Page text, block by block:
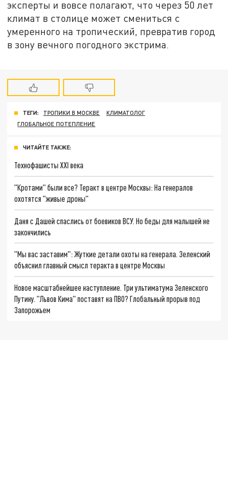
эксперты и вовсе полагают, что через 50 лет
климат в столице может смениться с
умеренного на тропический, превратив город
в зону вечного погодного экстрима.
ТЕГИ: ТРОПИКИ В МОСКВЕ
КЛИМАТОЛОГ
ГЛОБАЛЬНОЕ ПОТЕПЛЕНИЕ
ЧИТАЙТЕ ТАКЖЕ:
Технофашисты XXI века
"Кротами" были все? Теракт в центре Москвы: На генералов
охотятся "живые дроны"
Даня с Дашей спаслись от боевиков ВСУ. Но беды для малышей не
закончились
"Мы вас заставим": Жуткие детали охоты на генерала. Зеленский
объяснил главный смысл теракта в центре Москвы
Новое масштабнейшее наступление. Три ультиматума Зеленского
Путину. "Львов Кима" поставят на ПВО? Глобальный прорыв под
Запорожьем